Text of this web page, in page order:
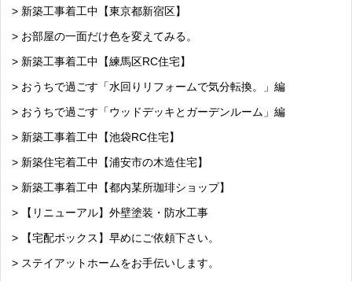
> 新築工事着工中【東京都新宿区】
> お部屋の一面だけ色を変えてみる。
> 新築工事着工中【練馬区RC住宅】
> おうちで過ごす「水回りリフォームで気分転換。」編
> おうちで過ごす「ウッドデッキとガーデンルーム」編
> 新築工事着工中【池袋RC住宅】
> 新築住宅着工中【浦安市の木造住宅】
> 新築工事着工中【都内某所珈琲ショップ】
> 【リニューアル】外壁塗装・防水工事
> 【宅配ボックス】早めにご依頼下さい。
> ステイアットホームをお手伝いします。